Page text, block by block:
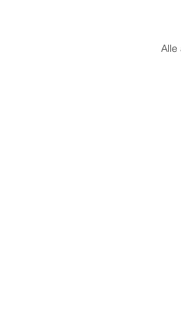
Alle